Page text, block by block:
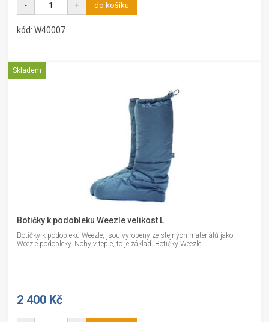
- + do košíku
kód: W40007
Skladem
Botičky k podobleku Weezle velikost L
Botičky k podobleku Weezle, jsou vyrobeny ze stejných materiálů jako
Weezle podobleky. Nohy v teple, to je základ. Botičky Weezle...
2 400 Kč